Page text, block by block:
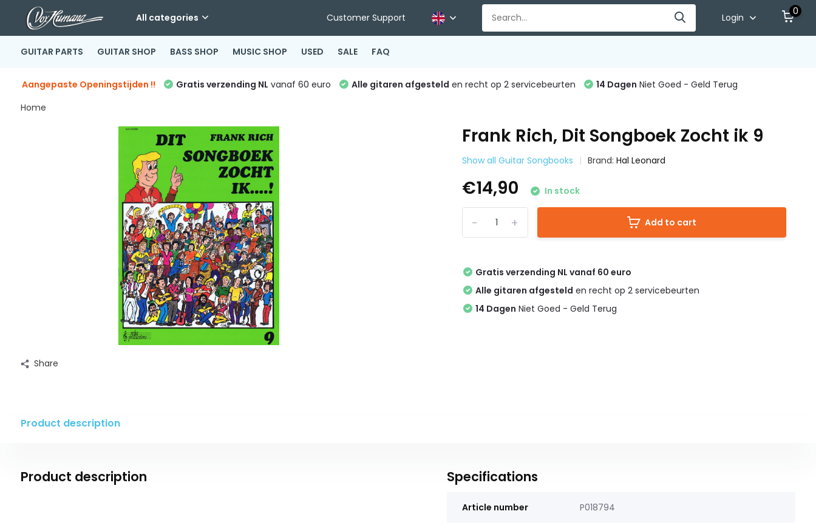
All categories Customer Support Login
0
GUITAR PARTS GUITAR SHOP BASS SHOP MUSIC SHOP USED SALE FAQ
Aangepaste Openingstijden !! Gratis verzending NL vanaf 60 euro Alle gitaren afgesteld en recht op 2 servicebeurten 14 Dagen Niet Goed - Geld Terug
Home
Share
Frank Rich, Dit Songboek Zocht ik 9
Show all Guitar Songbooks Brand:Hal Leonard
€14,90 In stock
+
- Add to cart
Gratis verzending NL vanaf 60 euro
Alle gitaren afgesteld en recht op 2 servicebeurten
14 Dagen Niet Goed - Geld Terug
Product description
Product description Specifications
Article number P018794